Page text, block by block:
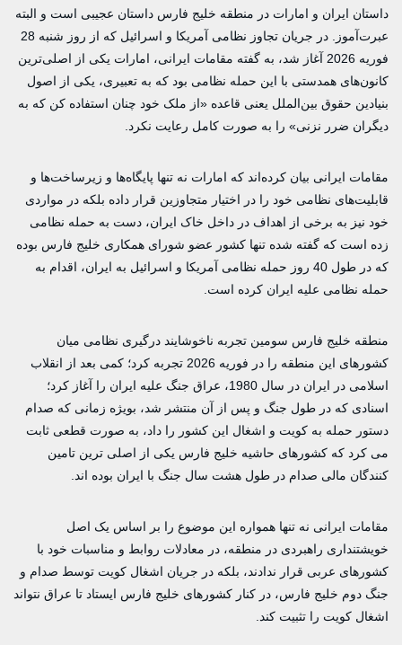
داستان ایران و امارات در منطقه خلیج فارس داستان عجیبی است و البته
عبرت‌آموز. در جریان تجاوز نظامی آمریکا و اسرائیل که از روز شنبه 28
فوریه 2026 آغاز شد، به گفته مقامات ایرانی، امارات یکی از اصلی‌ترین
کانون‌های همدستی با این حمله نظامی بود که به تعبیری، یکی از اصول
بنیادین حقوق بین‌الملل یعنی قاعده «از ملک خود چنان استفاده کن که به
دیگران ضرر نزنی» را به صورت کامل رعایت نکرد.
مقامات ایرانی بیان کرده‌اند که امارات نه تنها پایگاه‌ها و زیرساخت‌ها و
قابلیت‌های نظامی خود را در اختیار متجاوزین قرار داده بلکه در مواردی
خود نیز به برخی از اهداف در داخل خاک ایران، دست به حمله نظامی
زده است که گفته شده تنها کشور عضو شورای همکاری خلیج فارس بوده
که در طول 40 روز حمله نظامی آمریکا و اسرائیل به ایران، اقدام به
حمله نظامی علیه ایران کرده است.
منطقه خلیج فارس سومین تجربه ناخوشایند درگیری نظامی میان
کشورهای این منطقه را در فوریه 2026 تجربه کرد؛ کمی بعد از انقلاب
اسلامی در ایران در سال 1980، عراق جنگ علیه ایران را آغاز کرد؛
اسنادی که در طول جنگ و پس از آن منتشر شد، بویژه زمانی که صدام
دستور حمله به کویت و اشغال این کشور را داد، به صورت قطعی ثابت
می کرد که کشورهای حاشیه خلیج فارس یکی از اصلی ترین تامین
کنندگان مالی صدام در طول هشت سال جنگ با ایران بوده اند.
مقامات ایرانی نه تنها همواره این موضوع را بر اساس یک اصل
خویشتنداری راهبردی در منطقه، در معادلات روابط و مناسبات خود با
کشورهای عربی قرار ندادند، بلکه در جریان اشغال کویت توسط صدام و
جنگ دوم خلیج فارس، در کنار کشورهای خلیج فارس ایستاد تا عراق نتواند
اشغال کویت را تثبیت کند.